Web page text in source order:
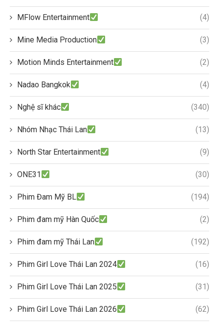
MFlow Entertainment (4)
Mine Media Production (3)
Motion Minds Entertainment (2)
Nadao Bangkok (4)
Nghệ sĩ khác (340)
Nhóm Nhạc Thái Lan (13)
North Star Entertainment (9)
ONE31 (30)
Phim Đam Mỹ BL (194)
Phim đam mỹ Hàn Quốc (2)
Phim đam mỹ Thái Lan (192)
Phim Girl Love Thái Lan 2024 (16)
Phim Girl Love Thái Lan 2025 (31)
Phim Girl Love Thái Lan 2026 (62)